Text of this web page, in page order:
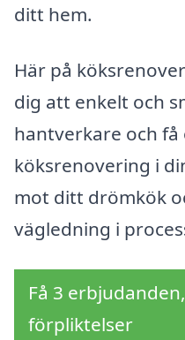
ditt hem.
Här på
dig att enkelt och
hantverkare och
köksrenovering i
mot ditt drömkök
vägledning i
Få 3
förpliktelser